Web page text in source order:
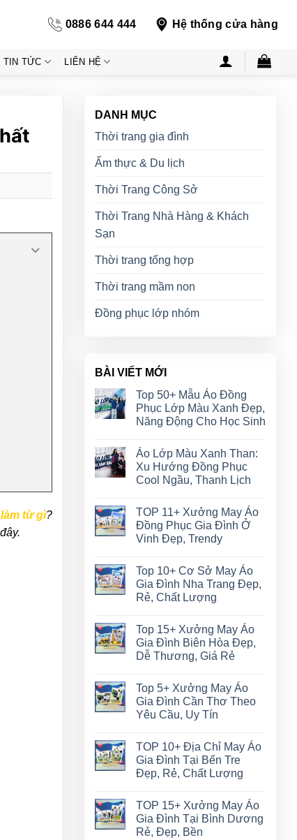
0886 644 444 Hệ thống cửa hàng
TIN TỨC LIÊN HỆ
từ gì?
DANH MỤC
Thời trang gia đình
Ẩm thực & Du lịch
Thời Trang Công Sở
Thời Trang Nhà Hàng & Khách
Sạn
Thời trang tổng hợp
Thời trang mầm non
Đồng phục lớp nhóm
BÀI VIẾT MỚI
Top 50+ Mẫu Áo Đồng
Phục Lớp Màu Xanh Đẹp,
Năng Động Cho Học Sinh
Áo Lớp Màu Xanh Than:
Xu Hướng Đồng Phục
Cool Ngầu, Thanh Lịch
TOP 11+ Xưởng May Áo
Đồng Phục Gia Đình Ở
Vinh Đẹp, Trendy
Top 10+ Cơ Sở May Áo
Gia Đình Nha Trang Đẹp,
Rẻ, Chất Lượng
Top 15+ Xưởng May Áo
Gia Đình Biên Hòa Đẹp,
Dễ Thương, Giá Rẻ
Top 5+ Xưởng May Áo
Gia Đình Cần Thơ Theo
Yêu Cầu, Uy Tín
TOP 10+ Địa Chỉ May Áo
Gia Đình Tại Bến Tre
Đẹp, Rẻ, Chất Lượng
TOP 15+ Xưởng May Áo
Gia Đình Tại Bình Dương
Rẻ, Đẹp, Bền